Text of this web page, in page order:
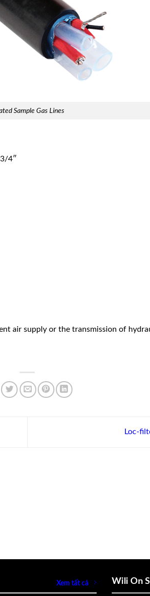
Sample Gas Lines
4″
air supply or the transmission of
Loc-
Xem tất cả Wili On